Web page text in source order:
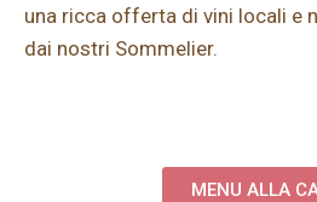
una ricca offerta di vini locali e
dai nostri Sommelier.
MENU ALLA